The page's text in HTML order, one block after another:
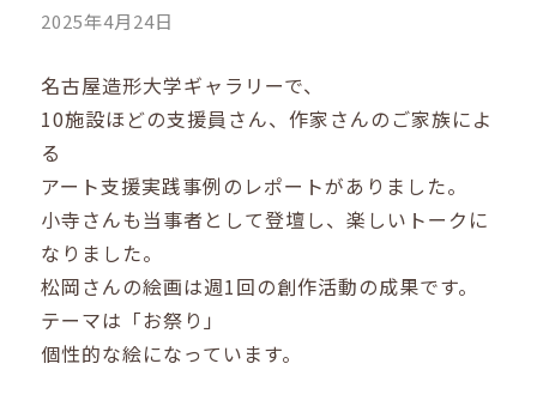
2025年4月24日
名古屋造形大学ギャラリーで、
10施設ほどの支援員さん、作家さんのご家族によ
る
アート支援実践事例のレポートがありました。
小寺さんも当事者として登壇し、楽しいトークに
なりました。
松岡さんの絵画は週1回の創作活動の成果です。
テーマは「お祭り」
個性的な絵になっています。